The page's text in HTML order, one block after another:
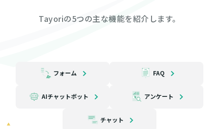
Tayoriの5つの主な機能を紹介します。
フォーム FAQ
AIチャットボット アンケート
チャット